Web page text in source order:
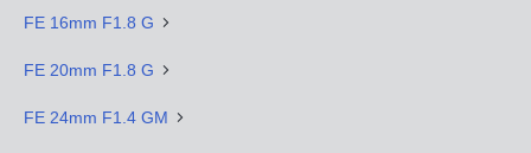
FE 16mm F1.8 G
FE 20mm F1.8 G
FE 24mm F1.4 GM